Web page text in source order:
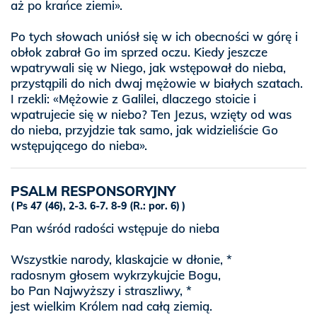
aż po krańce ziemi».
Po tych słowach uniósł się w ich obecności w górę i
obłok zabrał Go im sprzed oczu. Kiedy jeszcze
wpatrywali się w Niego, jak wstępował do nieba,
przystąpili do nich dwaj mężowie w białych szatach.
I rzekli: «Mężowie z Galilei, dlaczego stoicie i
wpatrujecie się w niebo? Ten Jezus, wzięty od was
do nieba, przyjdzie tak samo, jak widzieliście Go
wstępującego do nieba».
PSALM RESPONSORYJNY
Ps 47 (46), 2-3. 6-7. 8-9 (R.: por. 6)
Pan wśród radości wstępuje do nieba
Wszystkie narody, klaskajcie w dłonie, *
radosnym głosem wykrzykujcie Bogu,
bo Pan Najwyższy i straszliwy, *
jest wielkim Królem nad całą ziemią.